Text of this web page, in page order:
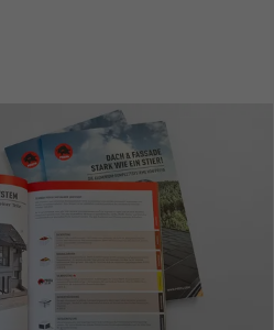
NOM
EXPIRATION
UTILITÉ
MARKETING
Les cookies «
annonceurs
visiteurs à
plateformes
NOM